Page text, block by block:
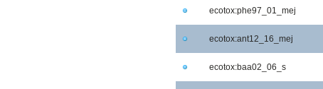
ecotox:phe97_01_mej
ecotox:ant12_16_mej
ecotox:baa02_06_s